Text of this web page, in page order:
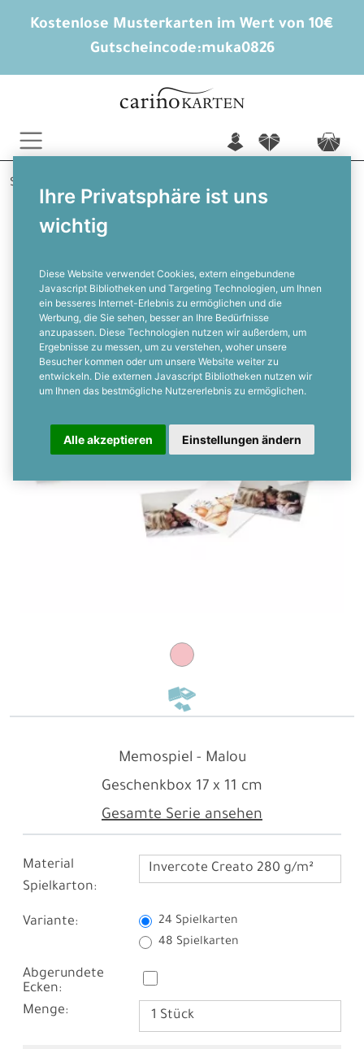
Kostenlose Musterkarten im Wert von 10€
Gutscheincode:muka0826
Ihre Privatsphäre ist uns
wichtig
Diese Website verwendet Cookies, extern eingebundene
Javascript Bibliotheken und Targeting Technologien, um Ihnen
ein besseres Internet-Erlebnis zu ermöglichen und die
Werbung, die Sie sehen, besser an Ihre Bedürfnisse
anzupassen. Diese Technologien nutzen wir außerdem, um
Ergebnisse zu messen, um zu verstehen, woher unsere
Besucher kommen oder um unsere Website weiter zu
entwickeln. Die externen Javascript Bibliotheken nutzen wir
um Ihnen das bestmögliche Nutzererlebnis zu ermöglichen.
Alle akzeptieren Einstellungen ändern
n f c
Startseite
Memospiel mit Waldtieren im
Memospiel - Malou
Gesamte Serie ansehen
Geschenkbox 17 x 11 cm
Material
Spielkarton:
Invercote Creato 280 g/m²
Variante:
24 Spielkarten
48 Spielkarten
Abgerundete
Ecken:
Menge: